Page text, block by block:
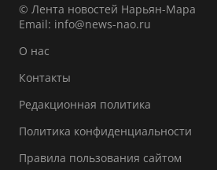
© Лента новостей Нарьян-Мара
Email: info@news-nao.ru
О нас
Контакты
Редакционная политика
Политика конфиденциальности
Правила пользования сайтом